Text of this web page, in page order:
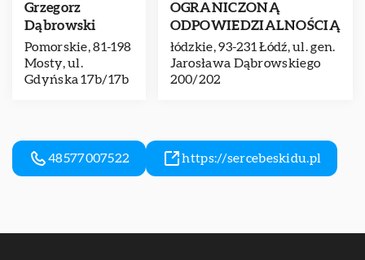
Grzegorz
Dąbrowski
Pomorskie, 81-198
Mosty, ul.
Gdyńska 17b/17b
OGRANICZONĄ
ODPOWIEDZIALNOŚCIĄ
łódzkie, 93-231 Łódź, ul. gen.
Jarosława Dąbrowskiego
200/202
48577007522 https://sercebeskidu.pl